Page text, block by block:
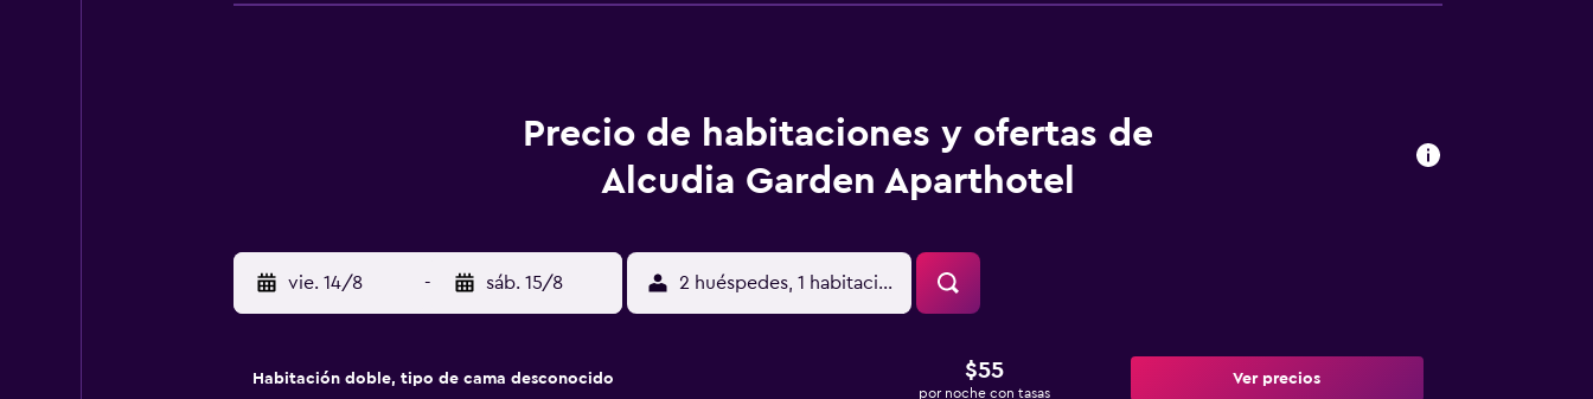
Precio de habitaciones y ofertas de
Alcudia Garden Aparthotel
vie. 14/8 - sáb. 15/8 2 huéspedes, 1 habitación
Habitación doble, tipo de cama desconocido $55
por noche con tasas
Ver precios